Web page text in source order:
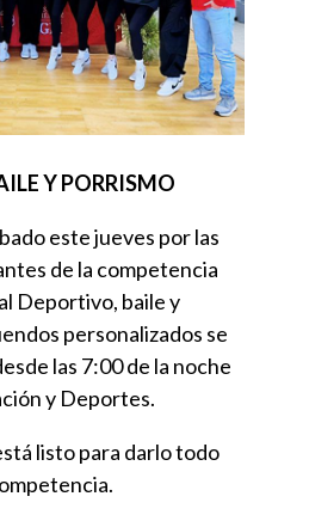
Y PORRISMO
este jueves por las
de la competencia
Deportivo, baile y
personalizados se
las 7:00 de la noche
y Deportes.
listo para darlo todo